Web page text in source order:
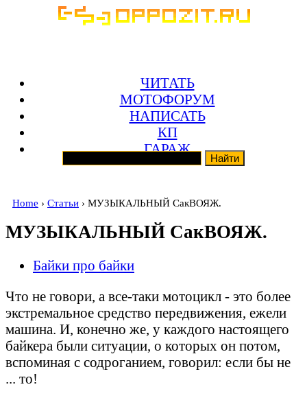
ЧИТАТЬ
МОТОФОРУМ
НАПИСАТЬ
КП
ГАРАЖ
Home › Статьи › МУЗЫКАЛЬНЫЙ СакВОЯЖ.
МУЗЫКАЛЬНЫЙ СакВОЯЖ.
Байки про байки
Что не говори, а все-таки мотоцикл - это более
экстремальное средство передвижения, ежели
машина. И, конечно же, у каждого настоящего
байкера были ситуации, о которых он потом,
вспоминая с содроганием, говорил: если бы не
... то!